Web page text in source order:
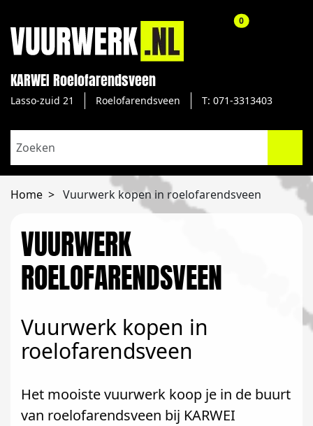
KARWEI Roelofarendsveen
Lasso-zuid 21 Roelofarendsveen T: 071-3313403
0aantal
Home Vuurwerk kopen in roelofarendsveen
VUURWERK
ROELOFARENDSVEEN
Vuurwerk kopen in
roelofarendsveen
Het mooiste vuurwerk koop je in de buurt
van roelofarendsveen bij KARWEI